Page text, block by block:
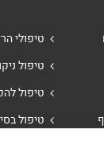
טיפולי
טיפול
טיפול
טיפול